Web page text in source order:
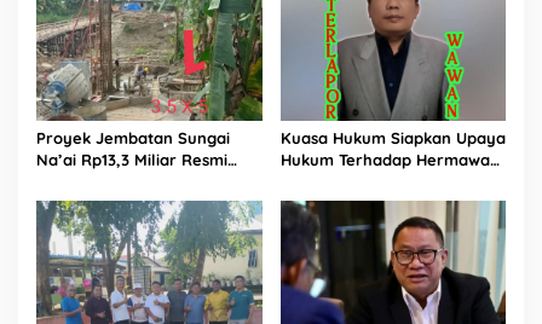
Proyek Jembatan Sungai
Na’ai Rp13,3 Miliar Resmi
PIJAR Keadilan Ungkap
Dugaan Penyimpangan
Rp2,68 Miliar
Kuasa Hukum Siapkan Upaya
Hukum Terhadap Hermawan